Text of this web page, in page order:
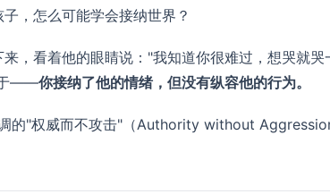
，怎么可能学会接纳世界？
，看着他的眼睛说："我知道你很难过，想哭就
于——你接纳了他的情绪，但没有纵容他的行为。
的"权威而不攻击"（Authority without